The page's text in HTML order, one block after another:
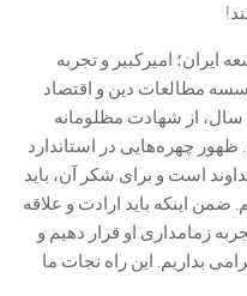
امیرکبیر و تجربه
مطالعات دین و اقتصاد
سخن می‌گفت، تصریح کرد: امروز ۱۷۲ سال، از شهادت مظلومانه
چهره‌هایی در استاندارد
است و برای شکر آن، باید
ضمن اینکه باید ارادت و علاقه
زمامداری او قرار دهیم و
بداریم. این راه نجات ما